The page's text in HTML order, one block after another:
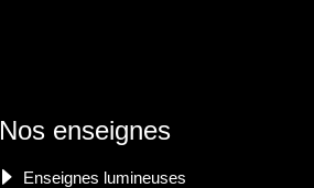
Nos enseignes
Enseignes lumineuses